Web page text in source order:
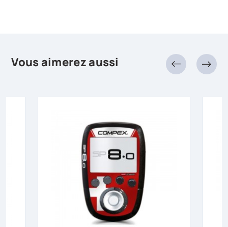
Vous aimerez aussi